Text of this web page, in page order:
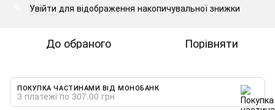
Увійти для відображення накопичувальної знижки
До обраного Порівняти
ПОКУПКА ЧАСТИНАМИ ВІД МОНОБАНК
3 платежі по 307.00 грн